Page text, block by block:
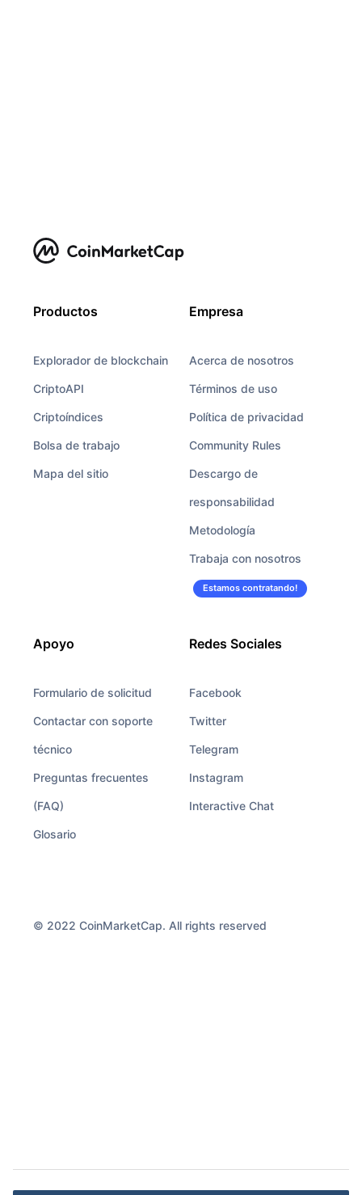
Productos
Explorador de blockchain
CriptoAPI
Criptoíndices
Bolsa de trabajo
Mapa del sitio
Empresa
Acerca de nosotros
Términos de uso
Política de privacidad
Community Rules
Descargo de
responsabilidad
Metodología
Trabaja con nosotros
Estamos contratando!
Apoyo
Formulario de solicitud
Contactar con soporte
técnico
Preguntas frecuentes
(FAQ)
Glosario
Redes Sociales
Facebook
Twitter
Telegram
Instagram
Interactive Chat
© 2022 CoinMarketCap. All rights reserved
Navegación